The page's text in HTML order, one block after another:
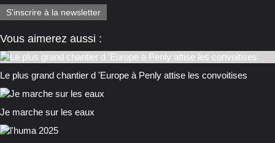
S'inscrire à la newsletter
Vous aimerez aussi :
Le plus grand chantier d 'Europe à Penly attise les convoitises
Je marche sur les eaux